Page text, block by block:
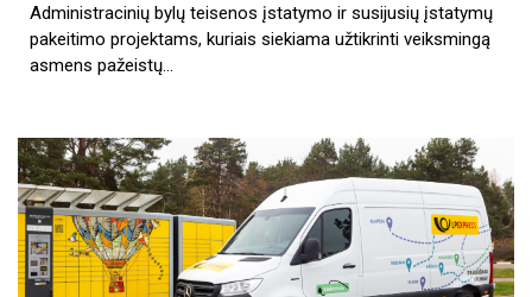
Administracinių bylų teisenos įstatymo ir susijusių įstatymų
pakeitimo projektams, kuriais siekiama užtikrinti veiksmingą
asmens pažeistų…